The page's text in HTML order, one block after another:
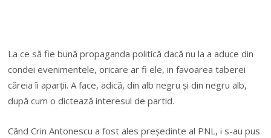
La ce să fie bună propaganda politică dacă nu la a aduce din
condei evenimentele, oricare ar fi ele, in favoarea taberei
căreia îi aparții. A face, adică, din alb negru și din negru alb,
după cum o dictează interesul de partid.
Când Crin Antonescu a fost ales președinte al PNL, i s-au pus